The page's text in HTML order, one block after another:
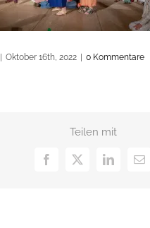
Oktober 16th, 2022 0 Kommentare
Teilen mit
Facebook
X LinkedIn
E-